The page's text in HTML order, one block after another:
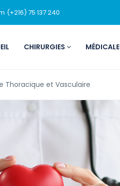
(+216) 75 137 240
CHIRURGIES MÉDICALE
Thoracique et Vasculaire